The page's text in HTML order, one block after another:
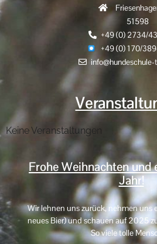
51598
+49 (0) 2734/
+49 (0) 170/
Keine Veranstaltungen
Frohe Weihnachten und
Jahr!
Wir lehnen uns zurück, nehmen uns
neues Bier) und schauen auf 2025
So viele tolle